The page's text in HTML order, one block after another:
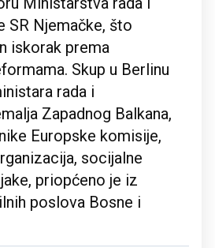
SR Njemačke, što
iskorak prema
Skup u Berlinu
rada i
Zapadnog Balkana,
Europske komisije,
socijalne
priopćeno je iz
poslova Bosne i